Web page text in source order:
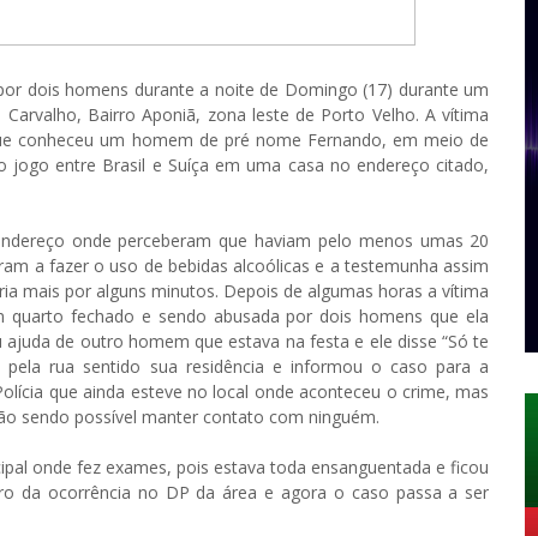
dois homens durante a noite de Domingo (17) durante um
Bairro Aponiã, zona leste de Porto Velho. A vítima
conheceu um homem de pré nome Fernando, em meio de
entre Brasil e Suíça em uma casa no endereço citado,
onde perceberam que haviam pelo menos umas 20
a fazer o uso de bebidas alcoólicas e a testemunha assim
mais por alguns minutos. Depois de algumas horas a vítima
fechado e sendo abusada por dois homens que ela
de outro homem que estava na festa e ele disse “Só te
rua sentido sua residência e informou o caso para a
que ainda esteve no local onde aconteceu o crime, mas
sendo possível manter contato com ninguém.
onde fez exames, pois estava toda ensanguentada e ficou
da ocorrência no DP da área e agora o caso passa a ser